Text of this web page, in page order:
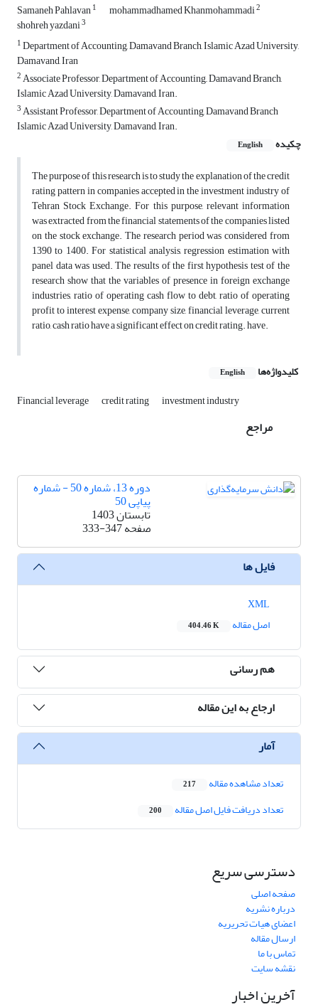
Samaneh Pahlavan1 mohammadhamed Khanmohammadi2
shohreh yazdani3
1Department of Accounting, Damavand Branch, Islamic Azad University,
Damavand, Iran
2Associate Professor, Department of Accounting,, Damavand Branch,
Islamic Azad University, Damavand, Iran.
3Assistant Professor, Department of Accounting, Damavand Branch
Islamic Azad University, Damavand, Iran.
چکیده
English
The purpose of this research is to study the explanation of the credit
rating pattern in companies accepted in the investment industry of
Tehran Stock Exchange. For this purpose, relevant information
was extracted from the financial statements of the companies listed
on the stock exchange. The research period was considered from
1390 to 1400. For statistical analysis, regression estimation with
panel data was used. The results of the first hypothesis test of the
research show that the variables of presence in foreign exchange
industries, ratio of operating cash flow to debt, ratio of operating
profit to interest expense, company size, financial leverage, current
ratio, cash ratio have a significant effect on credit rating. have.
کلیدواژه‌ها English
Financial leverage credit rating investment industry
مراجع
دوره 13، شماره 50 - شماره
پیاپی 50
تابستان 1403
صفحه333-347
فایل ها
اصل مقاله
404.46 K
هم رسانی
ارجاع به این مقاله
آمار
تعداد مشاهده مقاله 217
تعداد دریافت فایل اصل مقاله 200
دسترسی سریع
صفحه اصلی
درباره نشریه
اعضای هیات تحریریه
ارسال مقاله
تماس با ما
نقشه سایت
آخرین اخبار